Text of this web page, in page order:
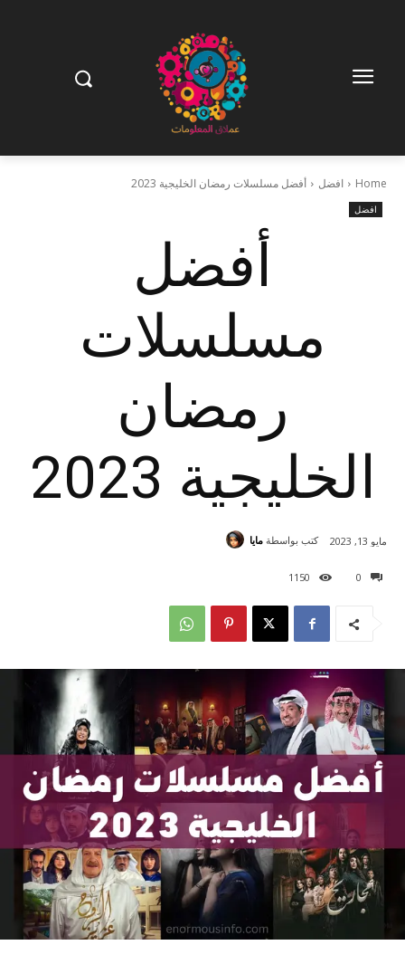
Home افضل أفضل مسلسلات رمضان الخليجية 2023
افضل
أفضل
مسلسلات
رمضان
الخليجية 2023
0
1150
مايو 13, 2023 كتب بواسطة مايا